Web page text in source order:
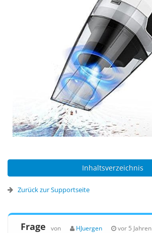
Inhaltsverzeichnis
Zurück zur Supportseite
Frage von HJuergen vor 5 Jahren